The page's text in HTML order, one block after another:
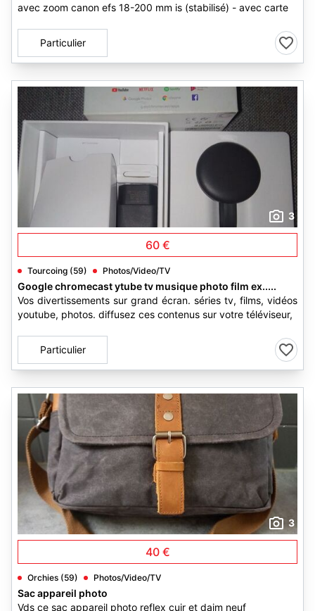
avec zoom canon efs 18-200 mm is (stabilisé) - avec carte
Particulier
3
60 €
Tourcoing (59) Photos/Video/TV
Google chromecast ytube tv musique photo film ex.....
Vos divertissements sur grand écran. séries tv, films, vidéos
youtube, photos. diffusez ces contenus sur votre téléviseur,
Particulier
3
40 €
Orchies (59) Photos/Video/TV
Sac appareil photo
Vds ce sac appareil photo reflex cuir et daim neuf